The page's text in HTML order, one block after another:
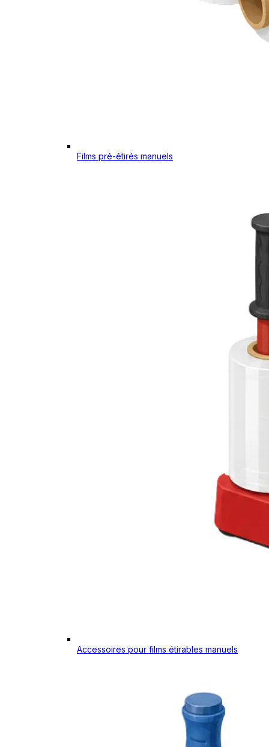
Films pré-étirés manuels
Accessoires pour films étirables manuels